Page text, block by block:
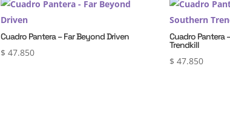
Cuadro Pantera – Far Beyond Driven
$ 47.850
Cuadro Pantera
Trendkill
$ 47.850